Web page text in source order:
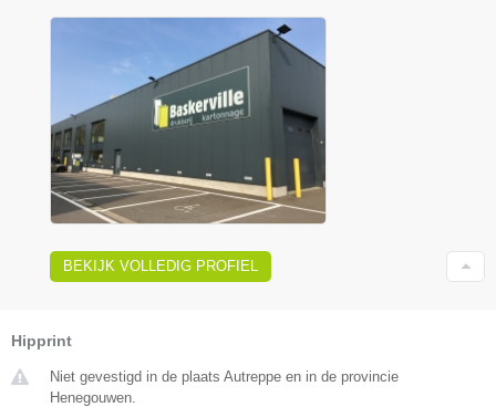
BEKIJK VOLLEDIG PROFIEL
Hipprint
Niet gevestigd in de plaats Autreppe en in de provincie
Henegouwen.